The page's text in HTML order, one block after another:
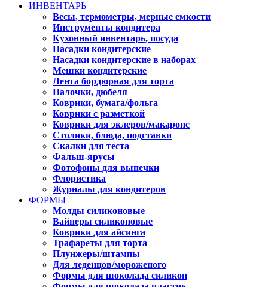
ИНВЕНТАРЬ
Весы, термометры, мерные емкости
Инструменты кондитера
Кухонный инвентарь, посуда
Насадки кондитерские
Насадки кондитерские в наборах
Мешки кондитерские
Лента бордюрная для торта
Палочки, дюбеля
Коврики, бумага/фольга
Коврики с разметкой
Коврики для эклеров/макаронс
Столики, блюда, подставки
Скалки для теста
Фальш-ярусы
Фотофоны для выпечки
Флористика
Журналы для кондитеров
ФОРМЫ
Молды силиконовые
Вайнеры силиконовые
Коврики для айсинга
Трафареты для торта
Плунжеры/штампы
Для леденцов/мороженого
Формы для шоколада силикон